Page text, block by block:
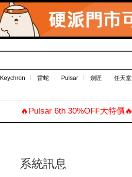
Keychron 雷蛇 Pulsar 劍匠 任天堂
🔥Pulsar 6th 30%OFF大特價🔥
系統訊息